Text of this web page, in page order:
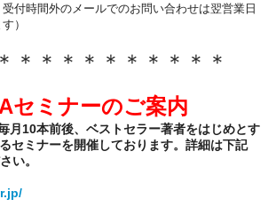
受付時間外のメールでのお問い合わせは翌営業日
）
＊＊＊＊＊＊＊＊＊＊
セミナーのご案内
月10本前後、ベストセラー著者をはじめとす
セミナーを開催しております。詳細は下記
い。